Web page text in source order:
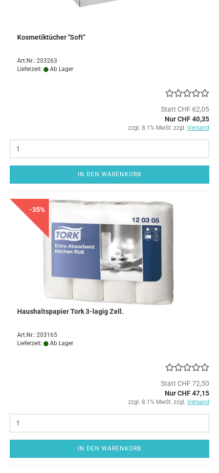
Kosmetiktücher "Soft"
Art.Nr.: 203263
Lieferzeit:
Ab Lager
Statt CHF 62,05
Nur CHF 40,35
zzgl. 8.1% MwSt. zzgl. Versand
IN DEN WARENKORB
-35%
Haushaltspapier Tork 3-lagig Zell.
Art.Nr.: 203165
Lieferzeit:
Ab Lager
Statt CHF 72,50
Nur CHF 47,15
zzgl. 8.1% MwSt. zzgl. Versand
IN DEN WARENKORB